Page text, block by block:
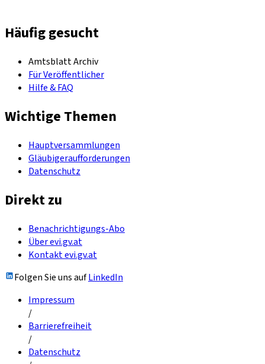
Häufig gesucht
Amtsblatt Archiv
Für Veröffentlicher
Hilfe & FAQ
Wichtige Themen
Hauptversammlungen
Gläubigeraufforderungen
Datenschutz
Direkt zu
Benachrichtigungs-Abo
Über evi.gv.at
Kontakt evi.gv.at
Folgen Sie uns aufLinkedIn
Impressum
/
Barrierefreiheit
/
Datenschutz